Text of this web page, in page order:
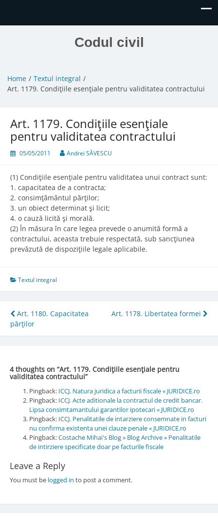
Codul civil
Home
Textul integral
Art. 1179. Condiţiile esenţiale pentru validitatea contractului
Art. 1179. Condiţiile esenţiale
pentru validitatea contractului
05/05/2011 Andrei SĂVESCU
(1) Condiţiile esenţiale pentru validitatea unui contract sunt:
1. capacitatea de a contracta;
2. consimţământul părţilor;
3. un obiect determinat şi licit;
4. o cauză licită şi morală.
(2) În măsura în care legea prevede o anumită formă a
contractului, aceasta trebuie respectată, sub sancţiunea
prevăzută de dispoziţiile legale aplicabile.
Textul integral
Post
navigation
Art. 1180. Capacitatea
părţilor
Art. 1178. Libertatea formei
4 thoughts on “Art. 1179. Condiţiile esenţiale pentru
validitatea contractului”
Pingback: ICCJ. Natura juridica a facturii fiscale « JURIDICE.ro
Pingback: ICCJ. Acte aditionale la contractul de credit bancar.
Lipsa consimtamantului garantilor ipotecari « JURIDICE.ro
Pingback: ICCJ. Penalitatile de intarziere consemnate in facturi
nu confirma existenta unei clauze penale « JURIDICE.ro
Pingback:Costache Mihai's Blog » Blog Archive » Penalitatile
de intirziere specificate doar pe facturile fiscale
Leave a Reply
You must be logged in to post a comment.